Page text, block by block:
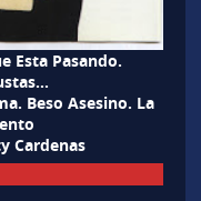
Esta Pasando.
Beso Asesino. La
Cardenas